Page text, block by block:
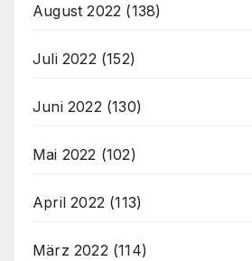
August 2022 (138)
Juli 2022 (152)
Juni 2022 (130)
Mai 2022 (102)
April 2022 (113)
März 2022 (114)